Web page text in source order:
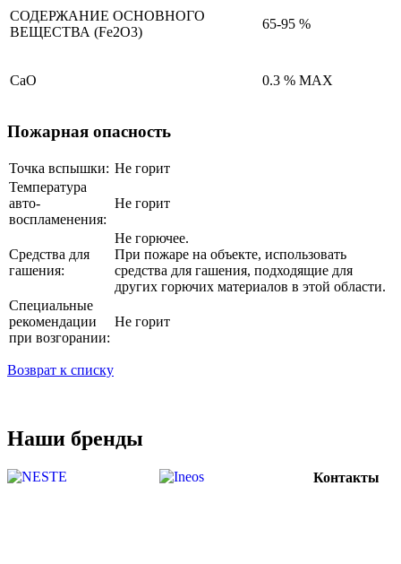
СОДЕРЖАНИЕ ОСНОВНОГО
ВЕЩЕСТВА (Fe2O3)
65-95 %
СаО 0.3 % MАX
Пожарная опасность
Точка вспышки: Не горит
Температура
авто-
воспламенения:
Не горит
Средства для
гашения:
Не горючее.
При пожаре на объекте, использовать
средства для гашения, подходящие для
других горючих материалов в этой области.
Специальные
рекомендации
при возгорании:
Не горит
Возврат к списку
Наши бренды
Контакты